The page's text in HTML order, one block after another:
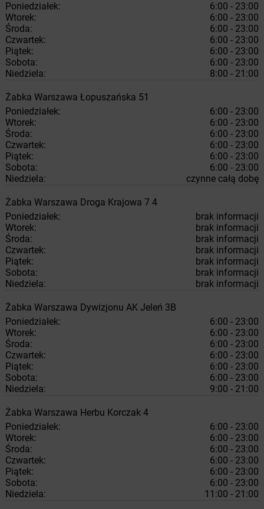
Poniedziałek:
6:00 - 23:00
Wtorek:
6:00 - 23:00
Środa:
6:00 - 23:00
Czwartek:
6:00 - 23:00
Piątek:
6:00 - 23:00
Sobota:
6:00 - 23:00
Niedziela:
8:00 - 21:00
Żabka Warszawa Łopuszańska 51
Poniedziałek:
6:00 - 23:00
Wtorek:
6:00 - 23:00
Środa:
6:00 - 23:00
Czwartek:
6:00 - 23:00
Piątek:
6:00 - 23:00
Sobota:
6:00 - 23:00
Niedziela:
czynne całą dobę
Żabka Warszawa Droga Krajowa 7 4
Poniedziałek:
brak informacji
Wtorek:
brak informacji
Środa:
brak informacji
Czwartek:
brak informacji
Piątek:
brak informacji
Sobota:
brak informacji
Niedziela:
brak informacji
Żabka Warszawa Dywizjonu AK Jeleń 3B
Poniedziałek:
6:00 - 23:00
Wtorek:
6:00 - 23:00
Środa:
6:00 - 23:00
Czwartek:
6:00 - 23:00
Piątek:
6:00 - 23:00
Sobota:
6:00 - 23:00
Niedziela:
9:00 - 21:00
Żabka Warszawa Herbu Korczak 4
Poniedziałek:
6:00 - 23:00
Wtorek:
6:00 - 23:00
Środa:
6:00 - 23:00
Czwartek:
6:00 - 23:00
Piątek:
6:00 - 23:00
Sobota:
6:00 - 23:00
Niedziela:
11:00 - 21:00